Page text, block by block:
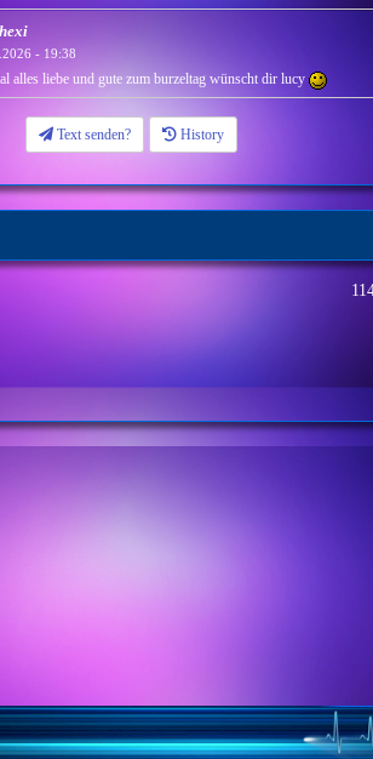
- 19:38
alles liebe und gute zum burzeltag wünscht dir lucy
Text senden? History